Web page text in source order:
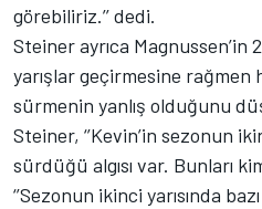
görebiliriz.’’ dedi.
Steiner ayrıca Magnussen’in
yarışlar geçirmesine rağmen
sürmenin yanlış olduğunu
Steiner, ‘’Kevin’in sezonun
sürdüğü algısı var. Bunları
‘’Sezonun ikinci yarısında